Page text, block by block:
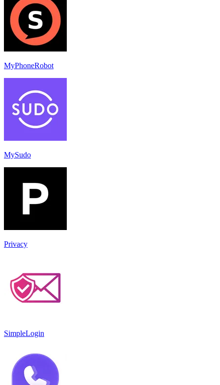
MyPhoneRobot
MySudo
Privacy
SimpleLogin